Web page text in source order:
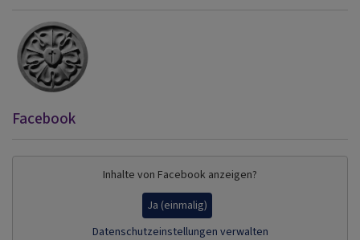
Facebook
Inhalte von Facebook anzeigen?
Ja (einmalig)
Datenschutzeinstellungen verwalten